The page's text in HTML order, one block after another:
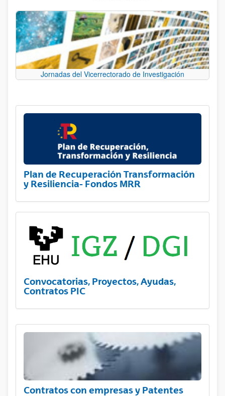
Jornadas del Vicerrectorado de Investigación
Plan de Recuperación Transformación
y Resiliencia- Fondos MRR
Convocatorias, Proyectos, Ayudas,
Contratos PIC
Contratos con empresas y Patentes